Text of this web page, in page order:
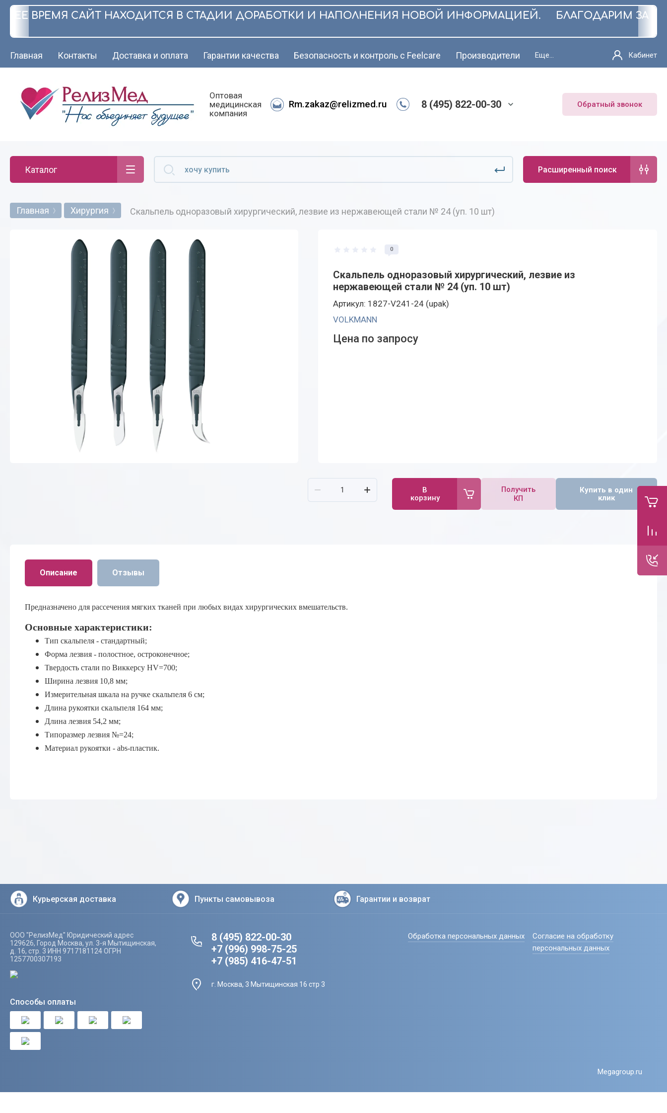
ВРЕМЯ САЙТ НАХОДИТСЯ В СТАДИИ ДОРАБОТКИ И НАПОЛНЕНИЯ НОВОЙ ИНФОРМАЦИЕЙ. БЛАГОДАРИМ ЗА
Главная Контакты Доставка и оплата Гарантии качества Безопасность и контроль с Feelcare Производители Еще... Кабинет
Оптовая
медицинская
компания
Rm.zakaz@relizmed.ru 8 (495) 822-00-30 Обратный звонок
Каталог Расширенный поиск
Главная Хирургия Скальпель одноразовый хирургический, лезвие из нержавеющей стали № 24 (уп. 10 шт)
0
Скальпель одноразовый хирургический, лезвие из
нержавеющей стали № 24 (уп. 10 шт)
Артикул: 1827-V241-24 (upak)
VOLKMANN
Цена по запросу
В
корзину
Получить
КП
Купить в один
клик
Описание Отзывы
Предназначено для рассечения мягких тканей при любых видах хирургических вмешательств.
Основные характеристики:
Тип скальпеля - стандартный;
Форма лезвия - полостное, остроконечное;
Твердость стали по Виккерсу HV=700;
Ширина лезвия 10,8 мм;
Измерительная шкала на ручке скальпеля 6 см;
Длина рукоятки скальпеля 164 мм;
Длина лезвия 54,2 мм;
Типоразмер лезвия №=24;
Материал рукоятки - abs-пластик.
Курьерская доставка Пункты самовывоза Гарантии и возврат
ООО "РелизМед" Юридический адрес
129626, Город Москва, ул. 3-я Мытищинская,
д. 16, стр. 3 ИНН 9717181124 ОГРН
1257700307193
Способы оплаты
8 (495) 822-00-30
+7 (996) 998-75-25
+7 (985) 416-47-51
г. Москва, 3 Мытищинская 16 стр 3
Обработка персональных данных
Согласие на обработку
персональных данных
Megagroup.ru